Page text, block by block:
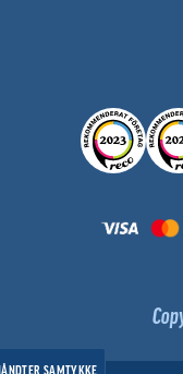
SAMTYKKE